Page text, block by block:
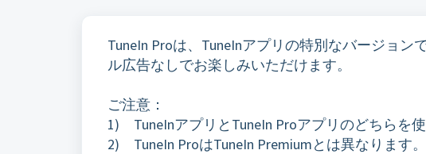
TuneIn Proは、TuneInアプリの特別なバージョ
ル広告なしでお楽しみいただけます。
ご注意：
1) TuneInアプリとTuneIn Proアプリのどちらを
2) TuneIn ProはTuneIn Premiumとは異なります